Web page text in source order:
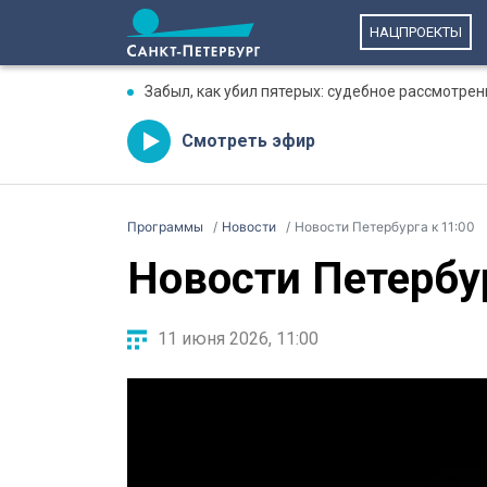
НАЦПРОЕКТЫ
Забыл, как убил пятерых: судебное
Смотреть эфир
Программы Новости Новости Петербурга к 11:00
Новости
11 июня 2026, 11:00